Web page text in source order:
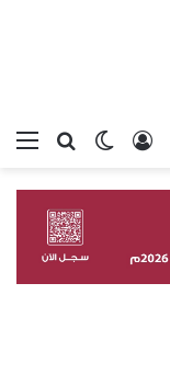
بحثالوضع
تسجيل الدخول